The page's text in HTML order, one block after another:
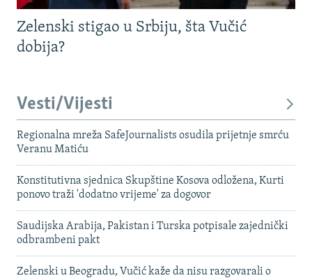
Zelenski stigao u Srbiju, šta Vučić
dobija?
Vesti/Vijesti
Regionalna mreža SafeJournalists osudila prijetnje smrću
Veranu Matiću
Konstitutivna sjednica Skupštine Kosova odložena, Kurti
ponovo traži 'dodatno vrijeme' za dogovor
Saudijska Arabija, Pakistan i Turska potpisale zajednički
odbrambeni pakt
Zelenski u Beogradu, Vučić kaže da nisu razgovarali o